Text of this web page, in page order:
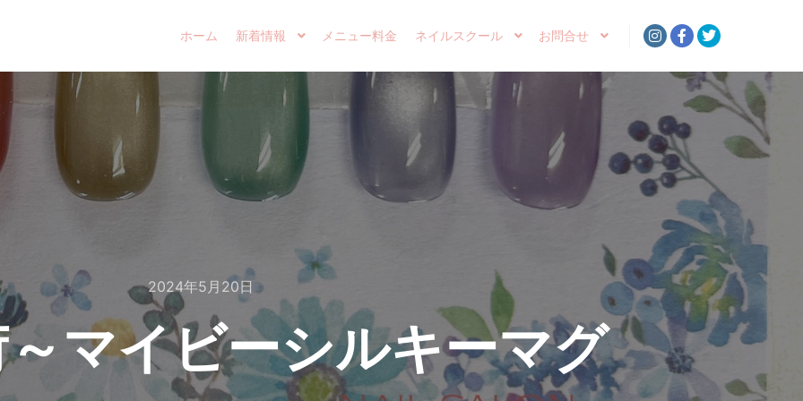
ホーム 新着情報 メニュー料金 ネイルスクール お問合せ
2024年5月20日
マイビーシルキーマグ